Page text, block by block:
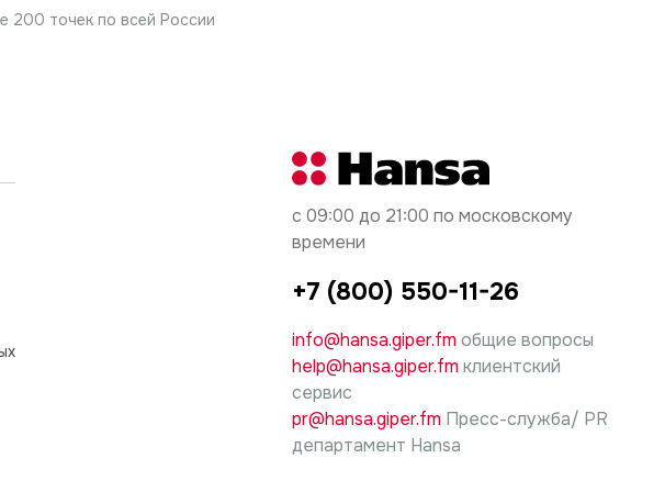
и подключению, ответственность за причиненный ущерб несет
200 точек по всей России
с 09:00 до 21:00 по московскому
времени
+7 (800) 550-11-26
info@hansa.giper.fm общие вопросы
help@hansa.giper.fm клиентский
сервис
pr@hansa.giper.fm Пресс-служба/ PR
департамент Hansa